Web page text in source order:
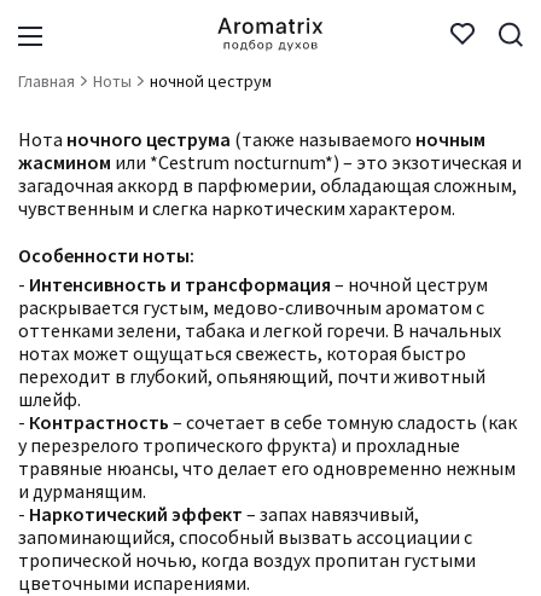
Главная Ноты ночной цеструм
Нота ночного цеструма (также называемого ночным
жасмином или *Cestrum nocturnum*) – это экзотическая и
загадочная аккорд в парфюмерии, обладающая сложным,
чувственным и слегка наркотическим характером.
Особенности ноты:
- Интенсивность и трансформация – ночной цеструм
раскрывается густым, медово-сливочным ароматом с
оттенками зелени, табака и легкой горечи. В начальных
нотах может ощущаться свежесть, которая быстро
переходит в глубокий, опьяняющий, почти животный
шлейф.
- Контрастность – сочетает в себе томную сладость (как
у перезрелого тропического фрукта) и прохладные
травяные нюансы, что делает его одновременно нежным
и дурманящим.
- Наркотический эффект – запах навязчивый,
запоминающийся, способный вызвать ассоциации с
тропической ночью, когда воздух пропитан густыми
цветочными испарениями.